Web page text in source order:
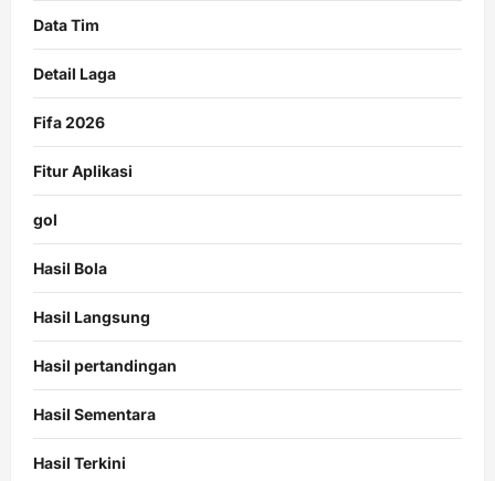
Data Tim
Detail Laga
Fifa 2026
Fitur Aplikasi
gol
Hasil Bola
Hasil Langsung
Hasil pertandingan
Hasil Sementara
Hasil Terkini